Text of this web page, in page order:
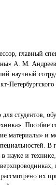
главный
А. М. Андреев
научный
для студентов,
материалы» и
в науке и
их